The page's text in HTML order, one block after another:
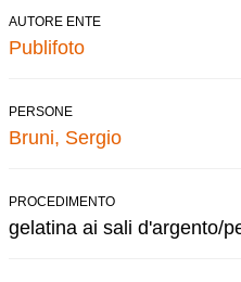
AUTORE ENTE
Publifoto
PERSONE
Bruni, Sergio
PROCEDIMENTO
gelatina ai sali d'argento/